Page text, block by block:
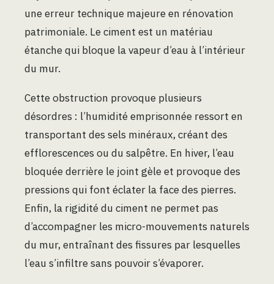
une erreur technique majeure en rénovation
patrimoniale. Le ciment est un matériau
étanche qui bloque la vapeur d’eau à l’intérieur
du mur.
Cette obstruction provoque plusieurs
désordres : l’humidité emprisonnée ressort en
transportant des sels minéraux, créant des
efflorescences ou du salpêtre. En hiver, l’eau
bloquée derrière le joint gèle et provoque des
pressions qui font éclater la face des pierres.
Enfin, la rigidité du ciment ne permet pas
d’accompagner les micro-mouvements naturels
du mur, entraînant des fissures par lesquelles
l’eau s’infiltre sans pouvoir s’évaporer.